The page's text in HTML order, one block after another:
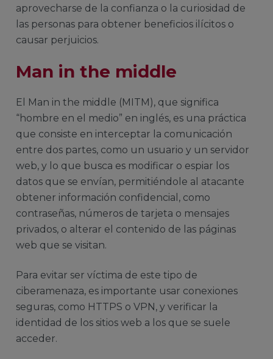
aprovecharse de la confianza o la curiosidad de
las personas para obtener beneficios ilícitos o
causar perjuicios.
Man in the middle
El Man in the middle (MITM), que significa
“hombre en el medio” en inglés, es una práctica
que consiste en interceptar la comunicación
entre dos partes, como un usuario y un servidor
web, y lo que busca es modificar o espiar los
datos que se envían, permitiéndole al atacante
obtener información confidencial, como
contraseñas, números de tarjeta o mensajes
privados, o alterar el contenido de las páginas
web que se visitan.
Para evitar ser víctima de este tipo de
ciberamenaza, es importante usar conexiones
seguras, como HTTPS o VPN, y verificar la
identidad de los sitios web a los que se suele
acceder.